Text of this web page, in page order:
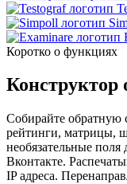
Коротко о функциях
Конструктор
Собирайте обратную
рейтинги, матрицы,
необязательные
Вконтакте.
IP адреса.